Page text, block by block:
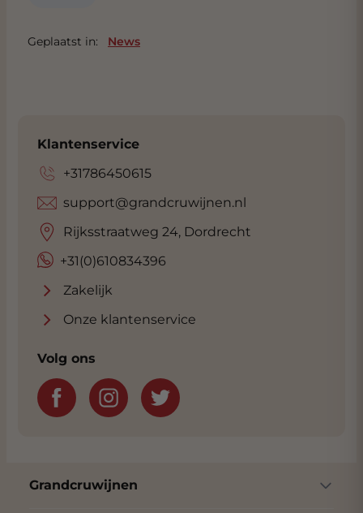
Geplaatst in: News
Klantenservice
+31786450615
+31(0)610834396
support@grandcruwijnen.nl
Rijksstraatweg 24, Dordrecht
Zakelijk
Onze klantenservice
Volg ons
Grandcruwijnen